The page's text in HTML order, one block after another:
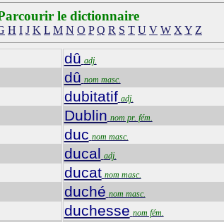
le dictionnaire
H I J K L M N O P Q R S T U V W X Y Z
dû adj.
dû nom masc.
dubitatif adj.
Dublin nom pr. fém.
duc nom masc.
ducal adj.
ducat nom masc.
duché nom masc.
duchesse nom fém.